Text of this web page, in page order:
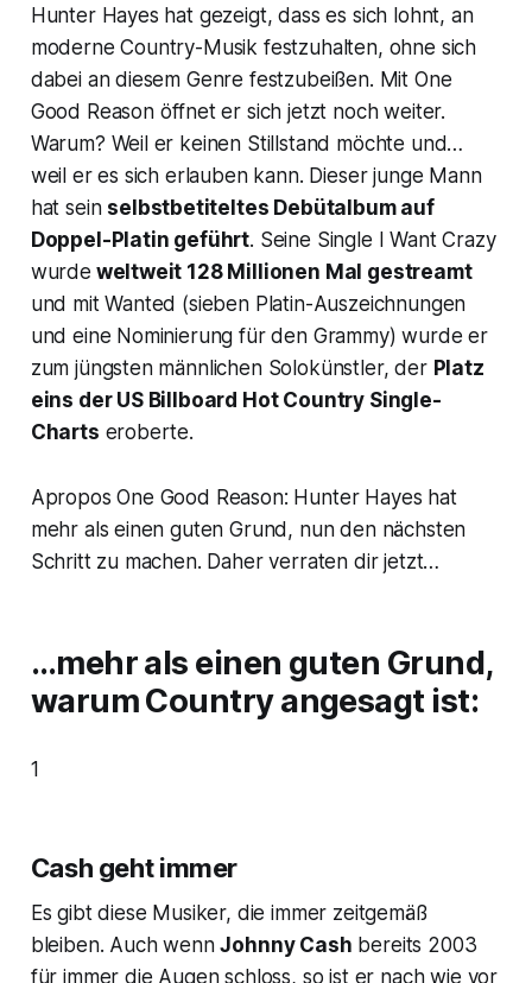
Hunter Hayes hat gezeigt, dass es sich lohnt, an
moderne Country-Musik festzuhalten, ohne sich
dabei an diesem Genre festzubeißen. Mit One
Good Reasonöffnet er sich jetzt noch weiter.
Warum? Weil er keinen Stillstand möchte und…
weil er es sich erlauben kann. Dieser junge Mann
hat sein selbstbetiteltes Debütalbum auf
Doppel-Platin geführt. Seine Single I Want Crazy
wurde weltweit 128 Millionen Mal gestreamt
und mitWanted (sieben Platin-Auszeichnungen
und eine Nominierung für den Grammy) wurde er
zum jüngsten männlichen Solokünstler, der Platz
eins der US Billboard Hot Country Single-
Charts eroberte.
Apropos One Good Reason: Hunter Hayes hat
mehr als einen guten Grund, nun den nächsten
Schritt zu machen. Daher verraten dir jetzt…
…mehr als einen guten Grund,
warum Country angesagt ist:
1
Cash geht immer
Es gibt diese Musiker, die immer zeitgemäß
bleiben. Auch wennJohnny Cash bereits 2003
für immer die Augen schloss, so ist er nach wie vor